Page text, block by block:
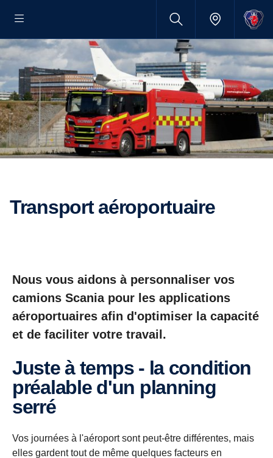
Transport aéroportuaire
Nous vous aidons à personnaliser vos
camions Scania pour les applications
aéroportuaires afin d'optimiser la capacité
et de faciliter votre travail.
Juste à temps - la condition
préalable d'un planning
serré
Vos journées à l'aéroport sont peut-être différentes, mais
elles gardent tout de même quelques facteurs en